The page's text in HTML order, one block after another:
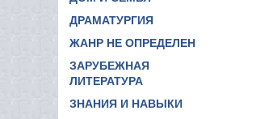
ДРАМАТУРГИЯ
ЖАНР НЕ ОПРЕДЕЛЕН
ЗАРУБЕЖНАЯ
ЛИТЕРАТУРА
ЗНАНИЯ И НАВЫКИ